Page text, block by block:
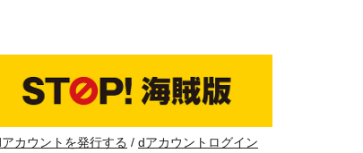
カウントを発行する dアカウントログイン